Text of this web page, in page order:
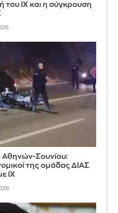
του ΙΧ και η σύγκρουση
Αθηνών-Σουνίου:
της ομάδας ΔΙΑΣ
ΙΧ